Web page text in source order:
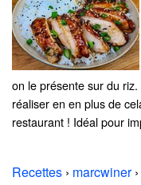
on le présente sur du
réaliser en en plus de
restaurant ! Idéal pour
Recettes › marcwiner›